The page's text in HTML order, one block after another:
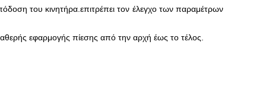
του κινητήρα.επιτρέπει τον έλεγχο των παραμέτρων
εφαρμογής πίεσης από την αρχή έως το τέλος.